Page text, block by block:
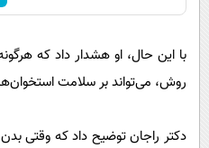
با این حال، او هشدار داد که
روش، می‌تواند بر سلامت استخوان‌ها
دکتر راجان توضیح داد که وقتی